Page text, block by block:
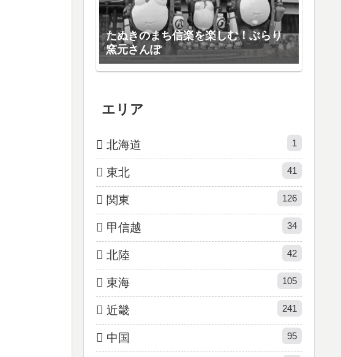
たぬきのまち信楽を楽しむ！ぶらり
窯元さんぽ
エリア
北海道 1
東北 41
関東 126
甲信越 34
北陸 42
東海 105
近畿 241
中国 95